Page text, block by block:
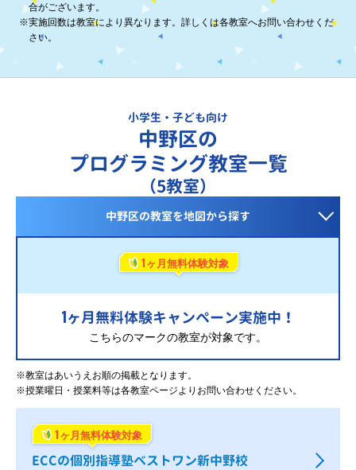
合がございます。
※実施回数は教室により異なります。詳しくは各教室へお問い合わせくだ
さい。
小学生・子ども向け
中野区の
プログラミング教室一覧
（5教室）
中野区の教室を地図から探す
1 ヶ月無料体験対象
1ヶ月無料体験キャンペーン実施中！
こちらのマークの教室が対象です。
※教室はあいうえお順の掲載となります。
※授業曜日・授業料等は各教室ページよりお問い合わせください。
1 ヶ月無料体験対象
ECCの個別指導塾ベストワン新中野校